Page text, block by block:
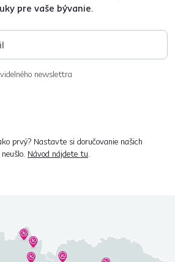
pre vaše bývanie.
newslettra
prvý? Nastavte si doručovanie našich
Návod nájdete tu.